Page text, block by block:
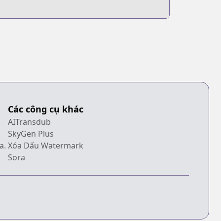
Các công cụ khác
AITransdub
SkyGen Plus
Xóa Dấu Watermark
Sora